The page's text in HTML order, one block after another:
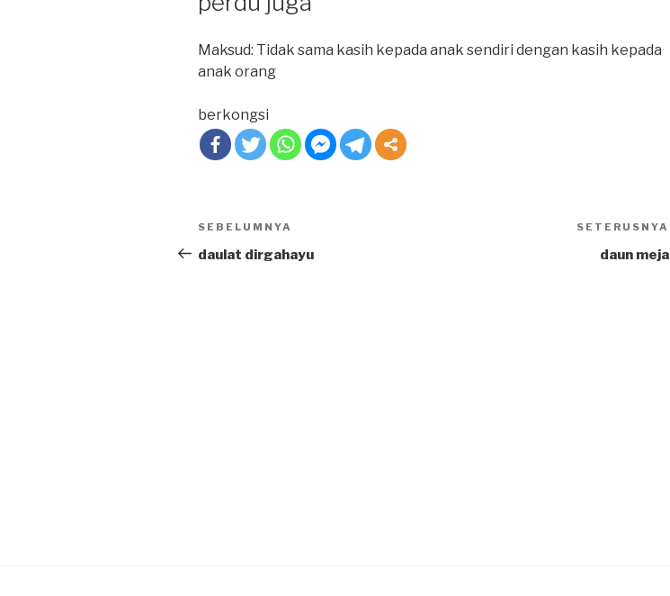
Maksud: Tidak sama kasih kepada anak sendiri dengan kasih kepada
anak orang
berkongsi
Post
navigation
Previous
Post
SEBELUMNYA
daulat dirgahayu
SETERUSNYA
daun meja